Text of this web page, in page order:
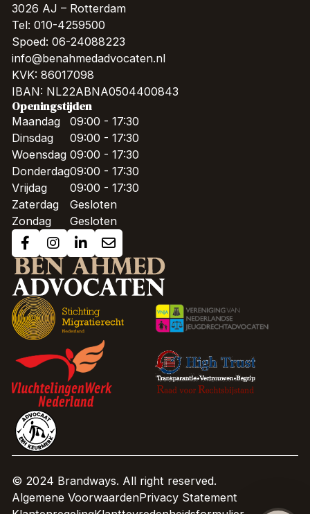
3026 AJ – Rotterdam
Tel: 010-4259500
Spoed: 06-24088223
info@benahmedadvocaten.nl
KVK: 86017098
IBAN: NL22ABNA0504400843
Openingstijden
Maandag
Dinsdag
Woensdag
Donderdag
Vrijdag
Zaterdag
Zondag
09:00 - 17:30
09:00 - 17:30
09:00 - 17:30
09:00 - 17:30
09:00 - 17:30
Gesloten
Gesloten
© 2024 Brandways. All right reserved.
Algemene VoorwaardenPrivacy Statement